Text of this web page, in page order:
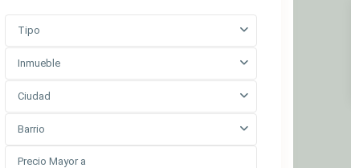
Tipo
Inmueble
Ciudad
Barrio